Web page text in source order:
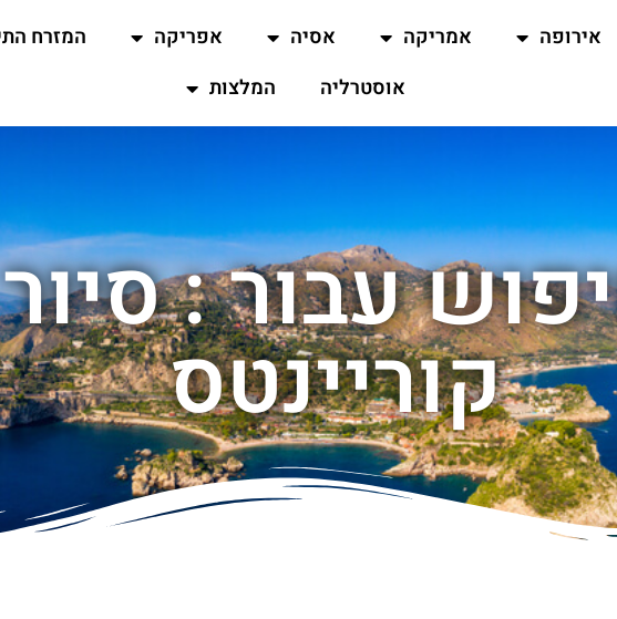
אירופה אמריקה אסיה אפריקה המזרח
אוסטרליה
המלצות
עבור :
קוריינטס